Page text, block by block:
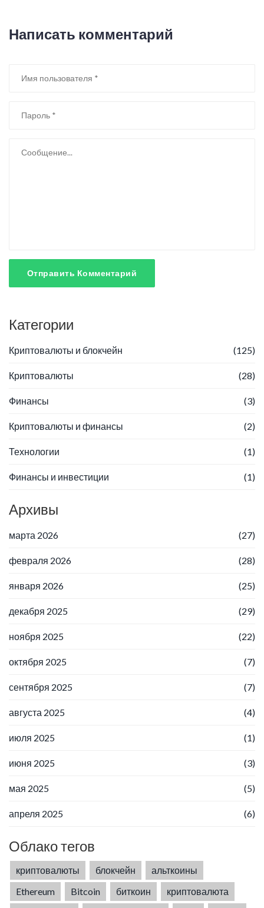
Написать комментарий
Отправить Комментарий
Категории
Криптовалюты и блокчейн (125)
Криптовалюты (28)
Финансы (3)
Криптовалюты и финансы (2)
Технологии (1)
Финансы и инвестиции (1)
Архивы
марта 2026 (27)
февраля 2026 (28)
января 2026 (25)
декабря 2025 (29)
ноября 2025 (22)
октября 2025 (7)
сентября 2025 (7)
августа 2025 (4)
июля 2025 (1)
июня 2025 (3)
мая 2025 (5)
апреля 2025 (6)
Облако тегов
криптовалюты блокчейн
альткоины
Ethereum
Bitcoin биткоин
криптовалюта